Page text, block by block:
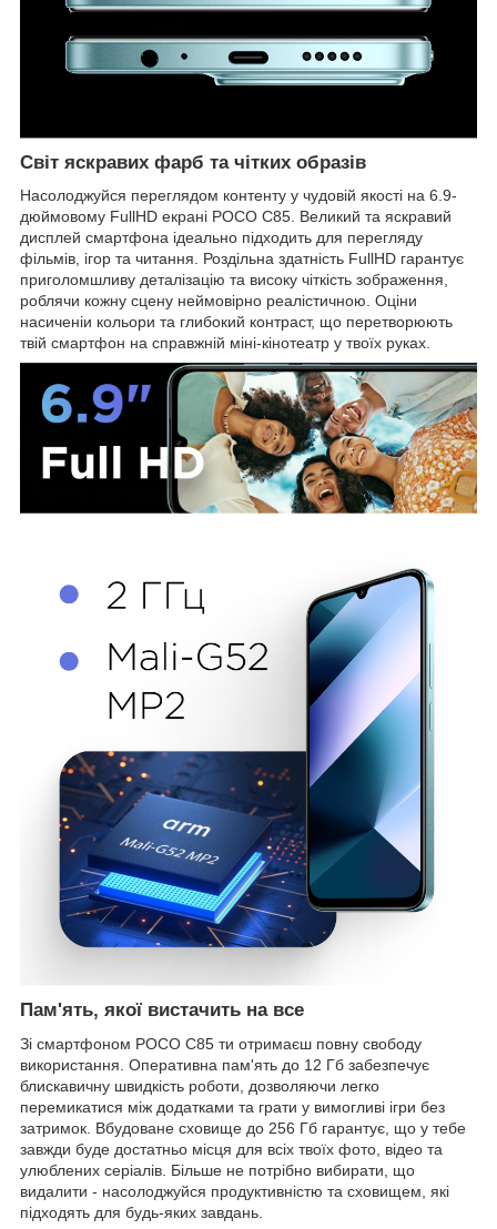
Світ яскравих фарб та чітких образів
Насолоджуйся переглядом контенту у чудовій якості на 6.9-
дюймовому FullHD екрані POCO C85. Великий та яскравий
дисплей смартфона ідеально підходить для перегляду
фільмів, ігор та читання. Роздільна здатність FullHD гарантує
приголомшливу деталізацію та високу чіткість зображення,
роблячи кожну сцену неймовірно реалістичною. Оціни
насиченіи кольори та глибокий контраст, що перетворюють
твій смартфон на справжній міні-кінотеатр у твоїх руках.
Пам'ять, якої вистачить на все
Зі смартфоном POCO C85 ти отримаєш повну свободу
використання. Оперативна пам'ять до 12 Гб забезпечує
блискавичну швидкість роботи, дозволяючи легко
перемикатися між додатками та грати у вимогливі ігри без
затримок. Вбудоване сховище до 256 Гб гарантує, що у тебе
завжди буде достатньо місця для всіх твоїх фото, відео та
улюблених серіалів. Більше не потрібно вибирати, що
видалити - насолоджуйся продуктивністю та сховищем, які
підходять для будь-яких завдань.